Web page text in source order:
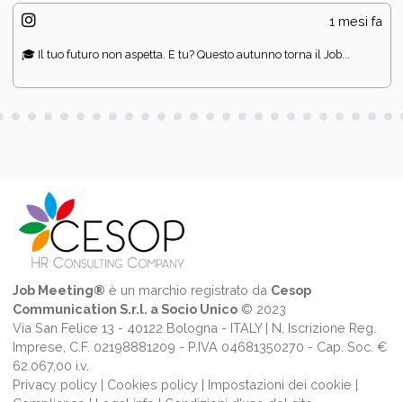
1 mesi fa
🎓 Il tuo futuro non aspetta. E tu? Questo autunno torna il Job...
Job Meeting® è un marchio registrato da Cesop
Communication S.r.l. a Socio Unico© 2023
Via San Felice 13 - 40122 Bologna - ITALY | N. Iscrizione Reg.
Imprese, C.F. 02198881209 - P.IVA 04681350270 - Cap. Soc. €
62.067,00 i.v.
Privacy policy| Cookies policy| Impostazioni dei cookie |